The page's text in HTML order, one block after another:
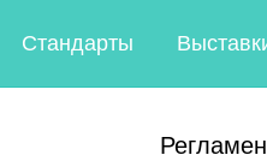
Стандарты